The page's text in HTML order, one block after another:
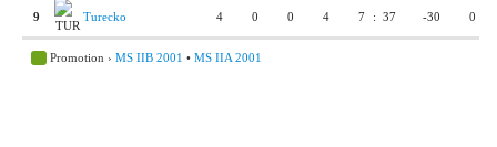
9 Turecko 4 0 0 4 7 : 37 -30 0
Promotion › MS IIB 2001 • MS IIA 2001